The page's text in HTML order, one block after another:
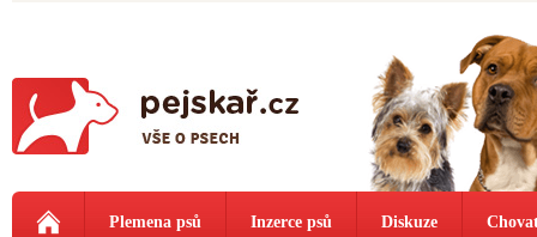
Plemena psů Inzerce psů Diskuze